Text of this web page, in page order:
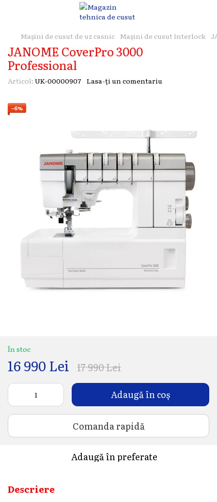
Mașini de cusut de uz casnic Maşini de cusut Interlock
JANOME CoverPro 3000
Professional
Articol: UK-00000907 Lasa-ți un comentariu
−6%
În stoc
16 990 Lei 17 990 Lei
Adaugă în coș
Comanda rapidă
Adaugă în preferate
Descriere